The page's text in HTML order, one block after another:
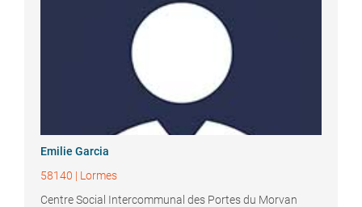
Emilie Garcia
58140 | Lormes
Centre Social Intercommunal des Portes du Morvan